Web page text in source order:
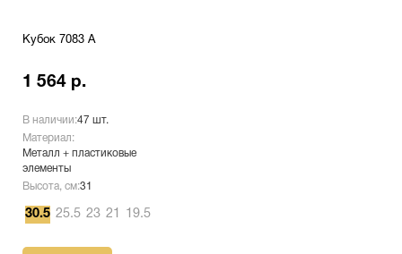
Кубок 7083 A
1 564 р.
В наличии:47 шт.
Материал:
Металл + пластиковые
элементы
Высота, см:31
30.5 25.5 23 21 19.5